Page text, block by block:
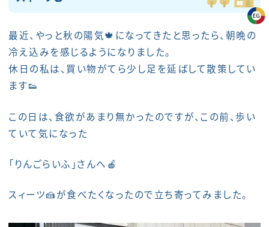
最近、やっと秋の陽気🍁になってきたと思ったら、朝晩の
冷え込みを感じるようになりました。
休日の私は、買い物がてら少し足を延ばして散策してい
ます👟
この日は、食欲があまり無かったのですが、この前、歩い
ていて気になった
「りんごらいふ」さんへ🍎
スィーツ🍰が食べたくなったので立ち寄ってみました。